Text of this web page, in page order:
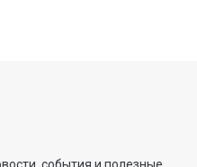
события и полезные